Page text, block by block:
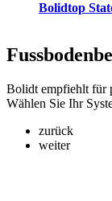
Bolidtop
Bolidt empfiehlt für
Wählen Sie Ihr
zurück
weiter